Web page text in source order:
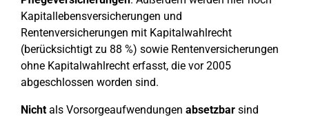
Kapitallebensversicherungen und
Rentenversicherungen mit Kapitalwahlrecht
(berücksichtigt zu 88 %) sowie Rentenversicherungen
ohne Kapitalwahlrecht erfasst, die vor 2005
abgeschlossen worden sind.
Nichtals Vorsorgeaufwendungen absetzbar sind